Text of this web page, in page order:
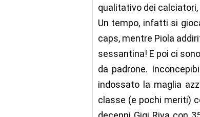
qualitativo dei
Un tempo, infatti si
caps, mentre Piola
sessantina! E poi ci
da padrone.
indossato la maglia
classe (e pochi meriti)